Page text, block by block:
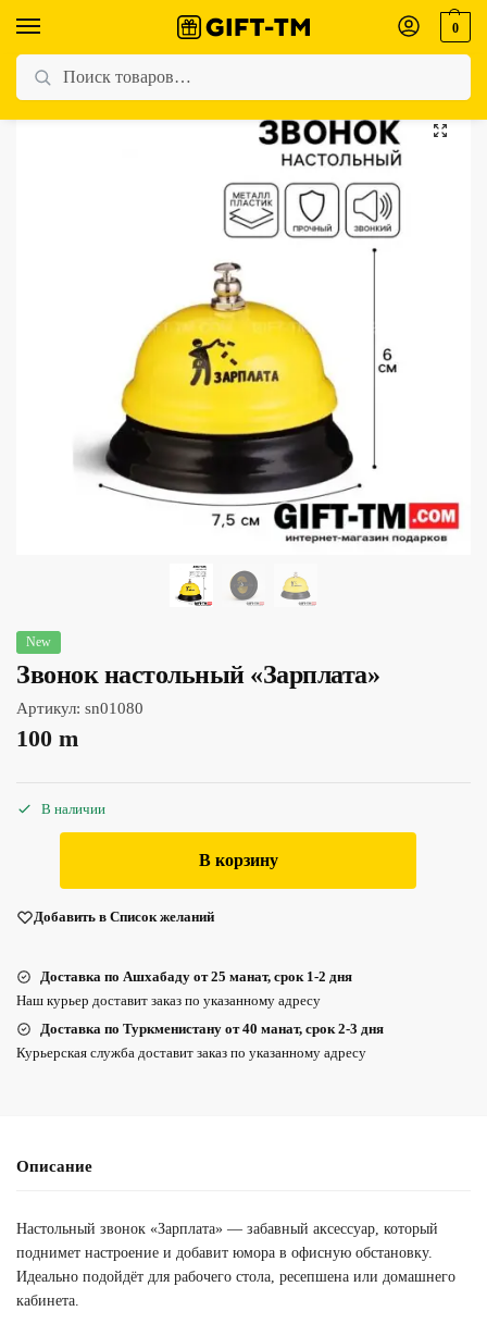
0
Главная Магазин / Для мужчин
New
Звонок настольный «Зарплата»
Артикул: sn01080
100 m
В наличии
В корзину
Добавить в Список желаний
Доставка по Ашхабаду от 25 манат, срок 1-2 дня
Наш курьер доставит заказ по указанному адресу
Доставка по Туркменистану от 40 манат, срок 2-3 дня
Курьерская служба доставит заказ по указанному адресу
Описание
Настольный звонок «Зарплата» — забавный аксессуар, который
поднимет настроение и добавит юмора в офисную обстановку.
Идеально подойдёт для рабочего стола, ресепшена или домашнего
кабинета.